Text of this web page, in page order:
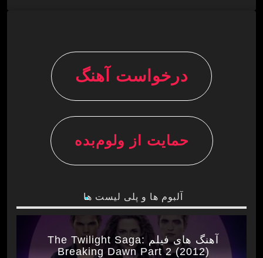
درخواست آهنگ
حمایت از ولوم‌بده
آلبوم ها و پلی لیست ها
آهنگ های فیلم The Twilight Saga:
Breaking Dawn Part 2 (2012)